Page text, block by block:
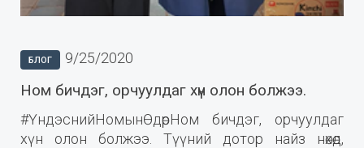
БЛОГ 9/25/2020
Ном бичдэг, орчуулдаг хүн олон болжээ.
#ҮндэснийНомынӨдөрНом бичдэг, орчуулдаг
хүн олон болжээ. Түүний дотор найз нөхөд,